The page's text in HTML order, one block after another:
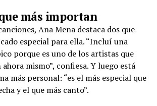
más importan
Ana Mena destaca dos que
especial para ella. “Incluí una
porque es uno de los artistas que
mismo”, confiesa. Y luego está
más personal: “es el más especial que
y el que más canto”.